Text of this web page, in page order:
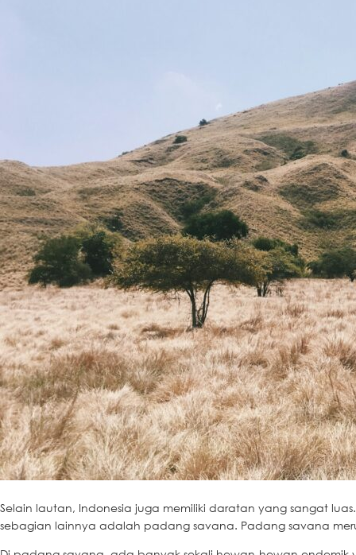
Selain lautan, Indonesia juga memiliki daratan yang sangat
sebagian lainnya adalah padang savana. Padang savana